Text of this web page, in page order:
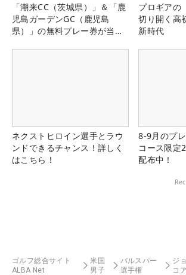
「潮来CC（茨城県）」＆「鹿
児島ガーデンGC（鹿児島
県）」の無料プレー券が当た
プロギアの
切り開く高
新時代
ネクストヒロイン選手とラウ
ンドできるチャンス！詳しく
はこちら！
8-9月のプ
コース限定
配布中！
ゴルフ総合サイト
ALBA Net
米国
男子
バルスパー
選手権
ジ
コ